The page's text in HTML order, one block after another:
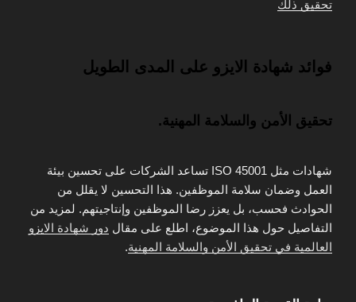
تحقيق ذلك
فوائد شهادة الايزو على المدى الطويل
تحقيق الأمن والسلامة المهنية.
شهادات مثل ISO 45001 تساعد الشركات على تحسين بيئة
العمل وضمان سلامة الموظفين. هذا التحسين لا يقلل من
الحوادث فحسب، بل يعزز رضا الموظفين وإنتاجيتهم. لمزيد من
التفاصيل حول هذا الموضوع، اطلع على مقال دور شهادة الايزو
العالمية في تحقيق الأمن والسلامة المهنية.